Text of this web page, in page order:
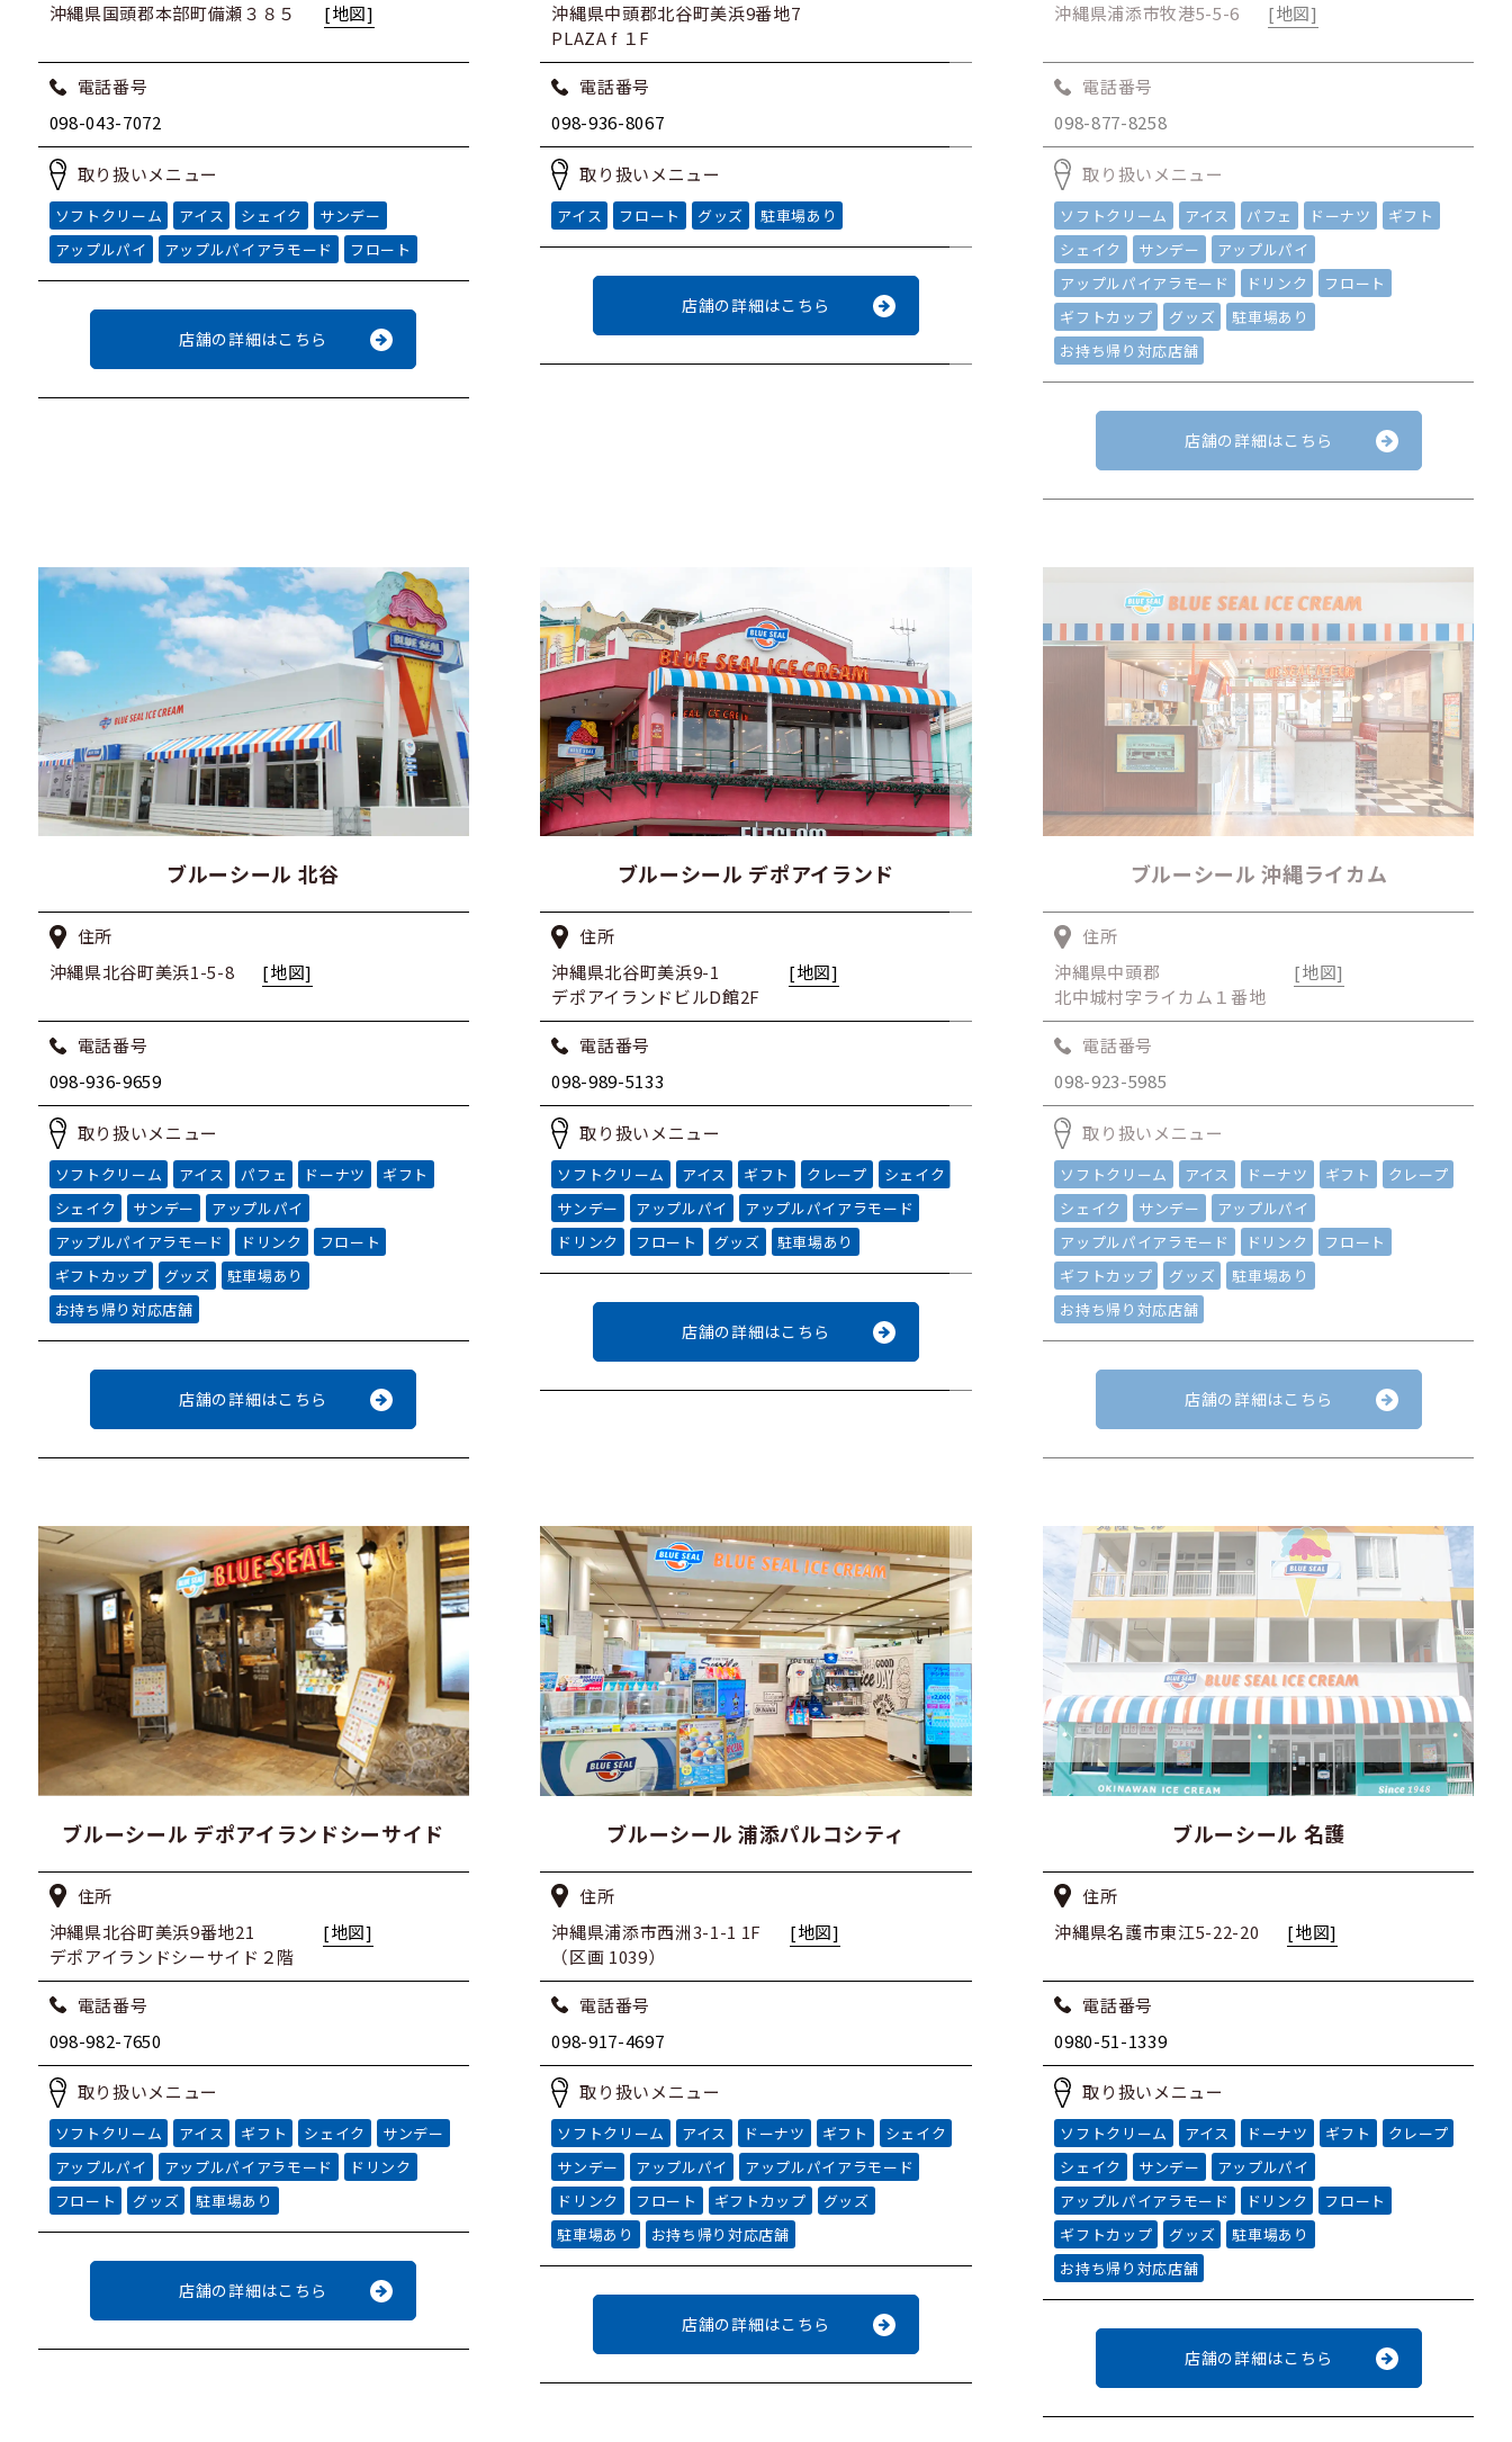
沖縄県国頭郡本部町備瀬３８５
[地図]
電話番号
098-043-7072
取り扱いメニュー
ソフトクリーム アイス シェイク
サンデー
アップルパイ
アップルパイアラモード フロート
店舗の詳細はこちら
沖縄県中頭郡北谷町美浜9番地7
PLAZA f １F
電話番号
098-936-8067
取り扱いメニュー
アイス フロート グッズ 駐車場あり
店舗の詳細はこちら
沖縄県浦添市牧港5-5-6
[地図]
電話番号
098-877-8258
取り扱いメニュー
ソフトクリーム アイス パフェ ドーナツ
ギフト
シェイク
サンデー
アップルパイ
アップルパイアラモード
ドリンク
フロート
ギフトカップ
グッズ
駐車場あり
お持ち帰り対応店舗
店舗の詳細はこちら
ブルーシール 北谷
住所
沖縄県北谷町美浜1-5-8
[地図]
電話番号
098-936-9659
取り扱いメニュー
ソフトクリーム アイス パフェ ドーナツ
ギフト
シェイク
サンデー
アップルパイ
アップルパイアラモード
ドリンク
フロート
ギフトカップ
グッズ
駐車場あり
お持ち帰り対応店舗
店舗の詳細はこちら
ブルーシール デポアイランド
住所
沖縄県北谷町美浜9-1
デポアイランドビルD館2F
[地図]
電話番号
098-989-5133
取り扱いメニュー
ソフトクリーム アイス ギフト クレープ
シェイク
サンデー
アップルパイ
アップルパイアラモード
ドリンク
フロート グッズ 駐車場あり
店舗の詳細はこちら
ブルーシール 沖縄ライカム
住所
沖縄県中頭郡
北中城村字ライカム１番地
[地図]
電話番号
098-923-5985
取り扱いメニュー
ソフトクリーム アイス ドーナツ ギフト
クレープ
シェイク
サンデー
アップルパイ
アップルパイアラモード
ドリンク
フロート
ギフトカップ
グッズ
駐車場あり
お持ち帰り対応店舗
店舗の詳細はこちら
ブルーシール デポアイランドシーサイド
住所
沖縄県北谷町美浜9番地21
デポアイランドシーサイド２階
[地図]
電話番号
098-982-7650
取り扱いメニュー
ソフトクリーム アイス ギフト シェイク
サンデー
アップルパイ
アップルパイアラモード
ドリンク
フロート
グッズ 駐車場あり
店舗の詳細はこちら
ブルーシール 浦添パルコシティ
住所
沖縄県浦添市西洲3-1-1 1F
（区画 1039）
[地図]
電話番号
098-917-4697
取り扱いメニュー
ソフトクリーム アイス ドーナツ ギフト
シェイク
サンデー
アップルパイ
アップルパイアラモード
ドリンク
フロート ギフトカップ
グッズ
駐車場あり
お持ち帰り対応店舗
店舗の詳細はこちら
ブルーシール 名護
住所
沖縄県名護市東江5-22-20
[地図]
電話番号
0980-51-1339
取り扱いメニュー
ソフトクリーム アイス ドーナツ ギフト
クレープ
シェイク
サンデー
アップルパイ
アップルパイアラモード
ドリンク
フロート
ギフトカップ
グッズ
駐車場あり
お持ち帰り対応店舗
店舗の詳細はこちら